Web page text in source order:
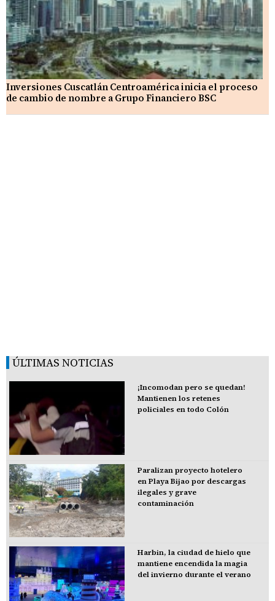
Inversiones Cuscatlán Centroamérica inicia el proceso
de cambio de nombre a Grupo Financiero BSC
ÚLTIMAS NOTICIAS
¡Incomodan pero se quedan!
Mantienen los retenes
policiales en todo Colón
Paralizan proyecto hotelero
en Playa Bijao por descargas
ilegales y grave
contaminación
Harbin, la ciudad de hielo que
mantiene encendida la magia
del invierno durante el verano